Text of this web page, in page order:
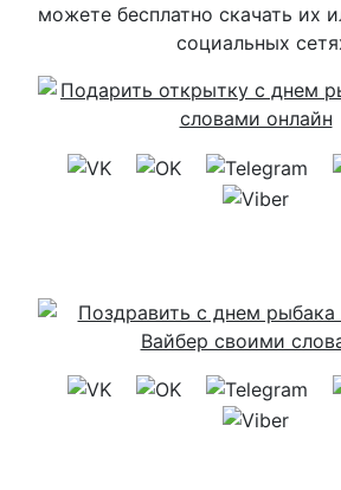
можете бесплатно скачать их
социальных